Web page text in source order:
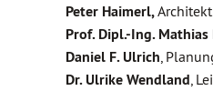
Peter Haimerl,Architekt
Prof. Dipl.-Ing. Mathias
Daniel F. Ulrich ,
Dr. Ulrike Wendland ,